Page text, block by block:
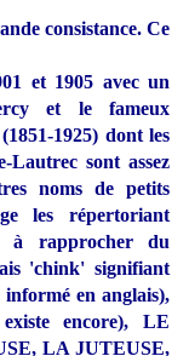
consistance. Ce
et 1905 avec un
et le fameux
1925) dont les
Lautrec sont assez
noms de petits
les répertoriant
à rapprocher du
'chink' signifiant
en anglais),
encore), LE
LA JUTEUSE,